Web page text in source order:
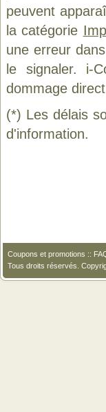
peuvent
la catégorie
une erreur
le signaler. i-
dommage
(*) Les délais
d'information.
Coupons et promotions ::
Tous droits réservés.